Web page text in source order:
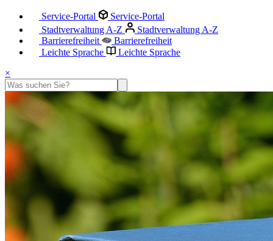
Service-Portal
Service-Portal
Stadtverwaltung A-Z
Stadtverwaltung A-Z
Barrierefreiheit
Barrierefreiheit
Leichte Sprache
Leichte Sprache
×